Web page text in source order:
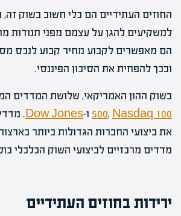
החוזים העתידיים הם כלי חשוב בשוק
למשקיעים להגן על עצמם מפני תנודות
הם מאפשרים לקבוע מחיר קבוע לנכס
ובכך להפחית את הסיכון הפיננסי.
בשוק ההון האמריקאי, שלושת המדדים
500, Nasdaq 100 ו-Dow Jones
.
את ביצועי החברות הגדולות ביותר
מדדים מרכזיים לביצועי השוק הכלכלי
ירידות בחוזים העתידיים